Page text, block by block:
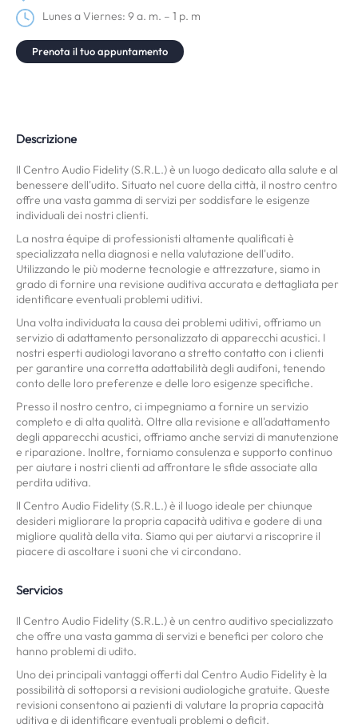
Lunes a Viernes: 9 a. m. – 1 p. m
Prenota il tuo appuntamento
Descrizione
Il Centro Audio Fidelity (S.R.L.) è un luogo dedicato alla salute e al
benessere dell'udito. Situato nel cuore della città, il nostro centro
offre una vasta gamma di servizi per soddisfare le esigenze
individuali dei nostri clienti.
La nostra équipe di professionisti altamente qualificati è
specializzata nella diagnosi e nella valutazione dell'udito.
Utilizzando le più moderne tecnologie e attrezzature, siamo in
grado di fornire una revisione auditiva accurata e dettagliata per
identificare eventuali problemi uditivi.
Una volta individuata la causa dei problemi uditivi, offriamo un
servizio di adattamento personalizzato di apparecchi acustici. I
nostri esperti audiologi lavorano a stretto contatto con i clienti
per garantire una corretta adattabilità degli audifoni, tenendo
conto delle loro preferenze e delle loro esigenze specifiche.
Presso il nostro centro, ci impegniamo a fornire un servizio
completo e di alta qualità. Oltre alla revisione e all'adattamento
degli apparecchi acustici, offriamo anche servizi di manutenzione
e riparazione. Inoltre, forniamo consulenza e supporto continuo
per aiutare i nostri clienti ad affrontare le sfide associate alla
perdita uditiva.
Il Centro Audio Fidelity (S.R.L.) è il luogo ideale per chiunque
desideri migliorare la propria capacità uditiva e godere di una
migliore qualità della vita. Siamo qui per aiutarvi a riscoprire il
piacere di ascoltare i suoni che vi circondano.
Servicios
Il Centro Audio Fidelity (S.R.L.) è un centro auditivo specializzato
che offre una vasta gamma di servizi e benefici per coloro che
hanno problemi di udito.
Uno dei principali vantaggi offerti dal Centro Audio Fidelity è la
possibilità di sottoporsi a revisioni audiologiche gratuite. Queste
revisioni consentono ai pazienti di valutare la propria capacità
uditiva e di identificare eventuali problemi o deficit.